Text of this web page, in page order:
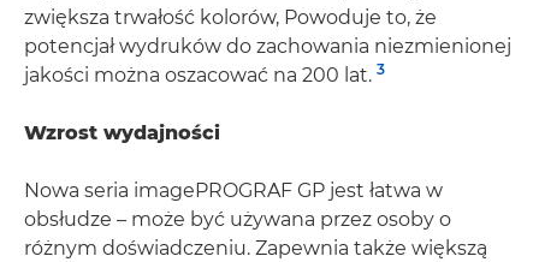
zwiększa trwałość kolorów, Powoduje to, że
potencjał wydruków do zachowania niezmienionej
jakości można oszacować na 200 lat. 3
Wzrost wydajności
Nowa seria imagePROGRAF GP jest łatwa w
obsłudze – może być używana przez osoby o
różnym doświadczeniu. Zapewnia także większą